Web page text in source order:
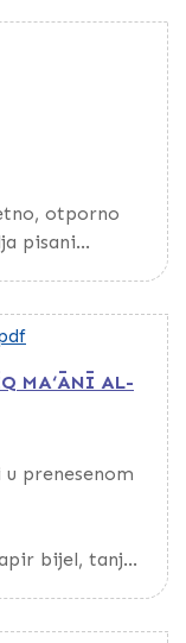
oštećen.
iz
otporno
pisani
znaka.
MA‘ĀNĪ AL-
prenesenom
bijel, tanji,